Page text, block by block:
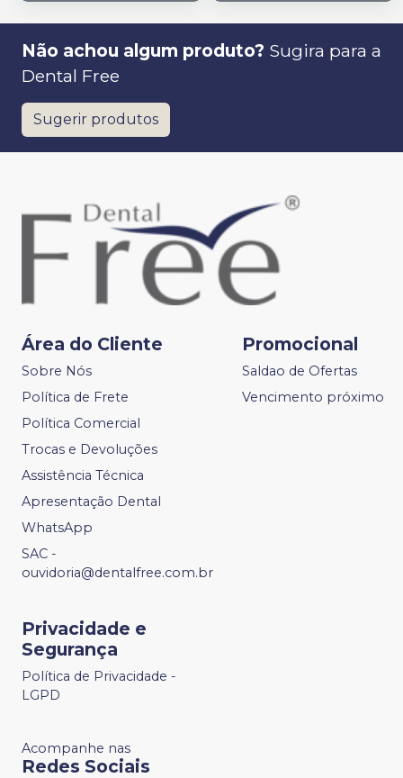
Não achou algum produto? Sugira para a
Dental Free
Sugerir produtos
Área do Cliente
Sobre Nós
Política de Frete
Política Comercial
Trocas e Devoluções
Assistência Técnica
Apresentação Dental
WhatsApp
SAC -
ouvidoria@dentalfree.com.br
Promocional
Saldao de Ofertas
Vencimento próximo
Privacidade e
Segurança
Política de Privacidade -
LGPD
Acompanhe nas
Redes Sociais